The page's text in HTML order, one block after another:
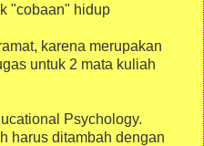
"cobaan" hidup
karena merupakan
untuk 2 mata kuliah
Psychology.
harus ditambah dengan